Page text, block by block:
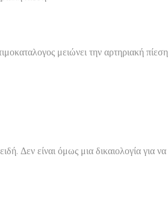
μειώνει την αρτηριακή
Δεν είναι όμως μια δικαιολογία για